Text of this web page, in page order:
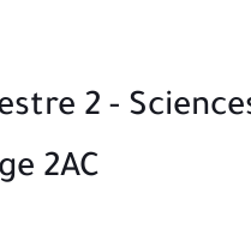
2 -
2AC